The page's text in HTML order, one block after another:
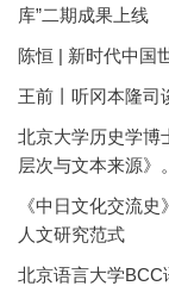
库”二期成果上线
陈恒 | 新时代中国
王前丨听冈本隆司
北京大学历史学博
层次与文本来源》
《中日文化交流
人文研究范式
北京语言大学BCC